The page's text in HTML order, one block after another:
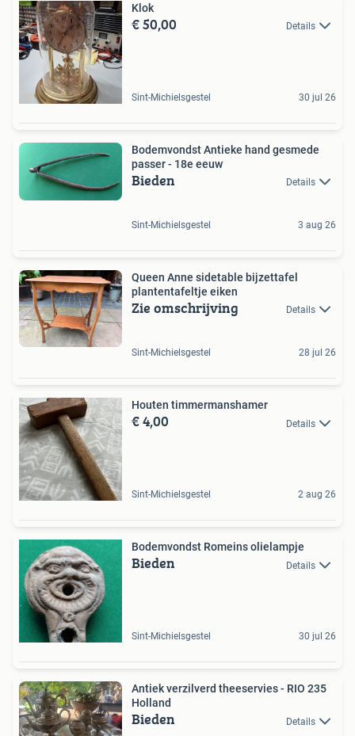
Klok
€ 50,00 Details
Sint-Michielsgestel 30 jul 26
Bodemvondst Antieke hand gesmede
passer - 18e eeuw
Bieden Details
Sint-Michielsgestel 3 aug 26
Queen Anne sidetable bijzettafel
plantentafeltje eiken
Zie omschrijving Details
Sint-Michielsgestel 28 jul 26
Houten timmermanshamer
€ 4,00 Details
Sint-Michielsgestel 2 aug 26
Bodemvondst Romeins olielampje
Bieden Details
Sint-Michielsgestel 30 jul 26
Antiek verzilverd theeservies - RIO 235
Holland
Bieden Details